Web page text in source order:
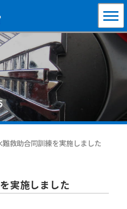
難救助合同訓練を実施しました
実施しました